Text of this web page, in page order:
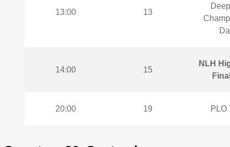
13:00 13
14:00 15
NLH
20:00 19 PLO